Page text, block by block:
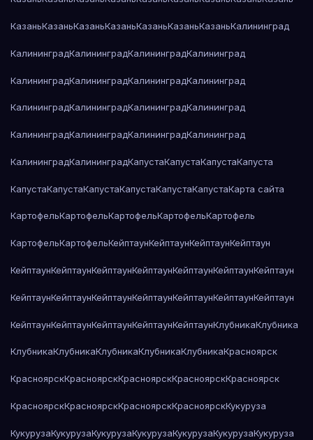
КазаньКазаньКазаньКазаньКазаньКазаньКазаньКалининград
КалининградКалининградКалининградКалининград
КалининградКалининградКалининградКалининград
КалининградКалининградКалининградКалининград
КалининградКалининградКалининградКалининград
КалининградКалининградКапустаКапустаКапустаКапуста
КапустаКапустаКапустаКапустаКапустаКапустаКарта сайта
КартофельКартофельКартофельКартофельКартофель
КартофельКартофельКейптаунКейптаунКейптаунКейптаун
КейптаунКейптаунКейптаунКейптаунКейптаунКейптаунКейптаун
КейптаунКейптаунКейптаунКейптаунКейптаунКейптаунКейптаун
КейптаунКейптаунКейптаунКейптаунКейптаунКлубникаКлубника
КлубникаКлубникаКлубникаКлубникаКлубникаКрасноярск
КрасноярскКрасноярскКрасноярскКрасноярскКрасноярск
КрасноярскКрасноярскКрасноярскКрасноярскКукуруза
КукурузаКукурузаКукурузаКукурузаКукурузаКукурузаКукуруза